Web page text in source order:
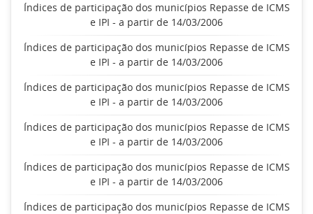
Índices de participação dos municípios Repasse de ICMS
e IPI - a partir de 14/03/2006
Índices de participação dos municípios Repasse de ICMS
e IPI - a partir de 14/03/2006
Índices de participação dos municípios Repasse de ICMS
e IPI - a partir de 14/03/2006
Índices de participação dos municípios Repasse de ICMS
e IPI - a partir de 14/03/2006
Índices de participação dos municípios Repasse de ICMS
e IPI - a partir de 14/03/2006
Índices de participação dos municípios Repasse de ICMS